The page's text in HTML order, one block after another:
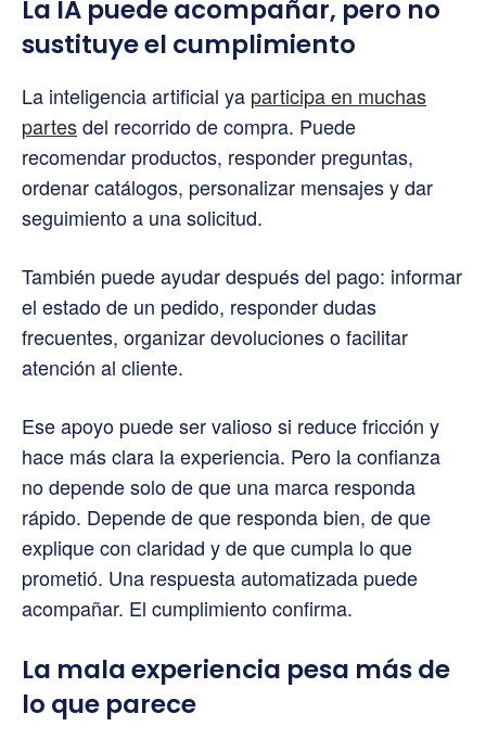
La IA puede acompañar, pero no
sustituye el cumplimiento
La inteligencia artificial ya participa en muchas
partesdel recorrido de compra. Puede
recomendar productos, responder preguntas,
ordenar catálogos, personalizar mensajes y dar
seguimiento a una solicitud.
También puede ayudar después del pago: informar
el estado de un pedido, responder dudas
frecuentes, organizar devoluciones o facilitar
atención al cliente.
Ese apoyo puede ser valioso si reduce fricción y
hace más clara la experiencia. Pero la confianza
no depende solo de que una marca responda
rápido. Depende de que responda bien, de que
explique con claridad y de que cumpla lo que
prometió. Una respuesta automatizada puede
acompañar. El cumplimiento confirma.
La mala experiencia pesa más de
lo que parece